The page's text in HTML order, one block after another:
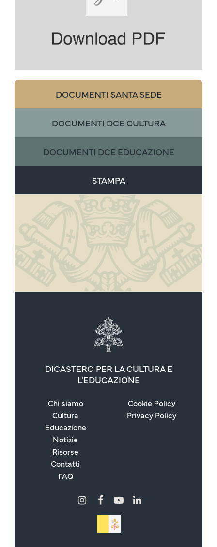
DOCUMENTI SANTA SEDE
DOCUMENTI DCE CULTURA
DOCUMENTI DCE EDUCAZIONE
STAMPA
DICASTERO PER LA CULTURA E
L'EDUCAZIONE
Chi siamo
Cultura
Educazione
Notizie
Risorse
Contatti
FAQ
Cookie Policy
Privacy Policy